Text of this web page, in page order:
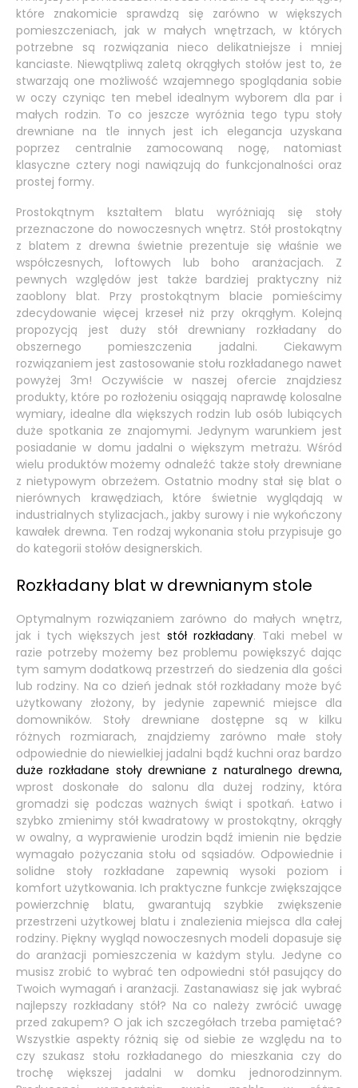
które znakomicie sprawdzą się zarówno w większych
pomieszczeniach, jak w małych wnętrzach, w których
potrzebne są rozwiązania nieco delikatniejsze i mniej
kanciaste. Niewątpliwą zaletą okrągłych stołów jest to, że
stwarzają one możliwość wzajemnego spoglądania sobie
w oczy czyniąc ten mebel idealnym wyborem dla par i
małych rodzin. To co jeszcze wyróżnia tego typu stoły
drewniane na tle innych jest ich elegancja uzyskana
poprzez centralnie zamocowaną nogę, natomiast
klasyczne cztery nogi nawiązują do funkcjonalności oraz
prostej formy.
Prostokątnym kształtem blatu wyróżniają się stoły
przeznaczone do nowoczesnych wnętrz. Stół prostokątny
z blatem z drewna świetnie prezentuje się właśnie we
współczesnych, loftowych lub boho aranżacjach. Z
pewnych względów jest także bardziej praktyczny niż
zaoblony blat. Przy prostokątnym blacie pomieścimy
zdecydowanie więcej krzeseł niż przy okrągłym. Kolejną
propozycją jest duży stół drewniany rozkładany do
obszernego pomieszczenia jadalni. Ciekawym
rozwiązaniem jest zastosowanie stołu rozkładanego nawet
powyżej 3m! Oczywiście w naszej ofercie znajdziesz
produkty, które po rozłożeniu osiągają naprawdę kolosalne
wymiary, idealne dla większych rodzin lub osób lubiących
duże spotkania ze znajomymi. Jedynym warunkiem jest
posiadanie w domu jadalni o większym metrażu. Wśród
wielu produktów możemy odnaleźć także stoły drewniane
z nietypowym obrzeżem. Ostatnio modny stał się blat o
nierównych krawędziach, które świetnie wyglądają w
industrialnych stylizacjach., jakby surowy i nie wykończony
kawałek drewna. Ten rodzaj wykonania stołu przypisuje go
do kategorii stołów designerskich.
Rozkładany blat w drewnianym stole
Optymalnym rozwiązaniem zarówno do małych wnętrz,
jak i tych większych jest stół rozkładany. Taki mebel w
razie potrzeby możemy bez problemu powiększyć dając
tym samym dodatkową przestrzeń do siedzenia dla gości
lub rodziny. Na co dzień jednak stół rozkładany może być
użytkowany złożony, by jedynie zapewnić miejsce dla
domowników. Stoły drewniane dostępne są w kilku
różnych rozmiarach, znajdziemy zarówno małe stoły
odpowiednie do niewielkiej jadalni bądź kuchni oraz bardzo
duże rozkładane stoły drewniane z naturalnego drewna,
wprost doskonałe do salonu dla dużej rodziny, która
gromadzi się podczas ważnych świąt i spotkań. Łatwo i
szybko zmienimy stół kwadratowy w prostokątny, okrągły
w owalny, a wyprawienie urodzin bądź imienin nie będzie
wymagało pożyczania stołu od sąsiadów. Odpowiednie i
solidne stoły rozkładane zapewnią wysoki poziom i
komfort użytkowania. Ich praktyczne funkcje zwiększające
powierzchnię blatu, gwarantują szybkie zwiększenie
przestrzeni użytkowej blatu i znalezienia miejsca dla całej
rodziny. Piękny wygląd nowoczesnych modeli dopasuje się
do aranżacji pomieszczenia w każdym stylu. Jedyne co
musisz zrobić to wybrać ten odpowiedni stół pasujący do
Twoich wymagań i aranżacji. Zastanawiasz się jak wybrać
najlepszy rozkładany stół? Na co należy zwrócić uwagę
przed zakupem? O jak ich szczegółach trzeba pamiętać?
Wszystkie aspekty różnią się od siebie ze względu na to
czy szukasz stołu rozkładanego do mieszkania czy do
trochę większej jadalni w domku jednorodzinnym.